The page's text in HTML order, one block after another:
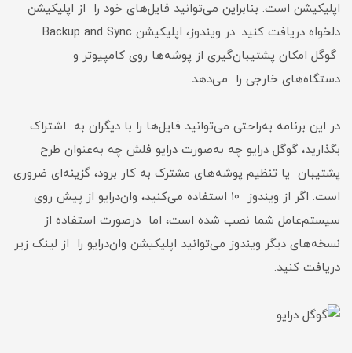
اپلیکیشن است. بنابراین می‌توانید فایل‌های خود را از اپلیکیشن
دلخواه دریافت کنید. در ویندوز، اپلیکیشن Backup and Sync
گوگل امکان پشتیبان‌گیری از پوشه‌ها روی کامپیوتر و
دستگاه‌های خارجی را می‌دهد.
در این برنامه به‌راحتی می‌توانید فایل‌ها را با دیگران به اشتراک
بگذارید، گوگل درایو چه به‌صورت درایو فلش چه به‌عنوان طرح
پشتیبان یا تنظیم پوشه‌های مشترک به کار برود، گزینه‌ای ضروری
است. اگر از ویندوز ۱۰ استفاده می‌کنید، وان‌درایو از پیش روی
سیستم‌عامل شما نصب شده است، اما درصورت استفاده از
نسخه‌های دیگر ویندوز می‌توانید اپلیکیشن وان‌درایو را از لینک زیر
دریافت کنید.